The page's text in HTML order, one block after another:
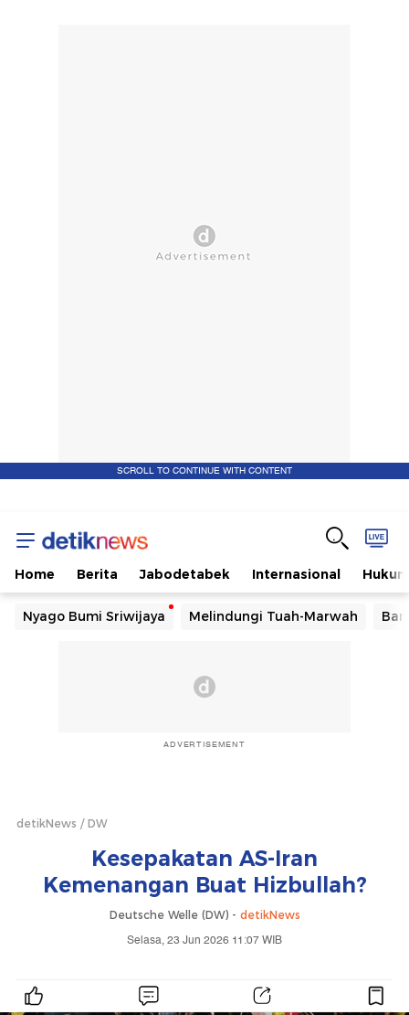
SCROLL TO CONTINUE WITH CONTENT
Home Berita Jabodetabek Internasional Hukum
Nyago Bumi Sriwijaya Melindungi Tuah-Marwah
ADVERTISEMENT
detikNews DW
Kesepakatan AS-Iran
Kemenangan Buat Hizbullah?
Deutsche Welle (DW) - detikNews
Selasa, 23 Jun 2026 11:07 WIB